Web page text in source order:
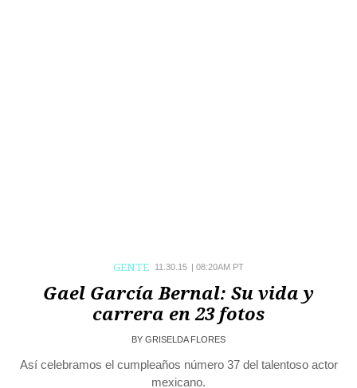
GENTE 11.30.15 | 08:20AM PT
Gael García Bernal: Su vida y
carrera en 23 fotos
BY GRISELDA FLORES
Así celebramos el cumpleaños número 37 del talentoso actor
mexicano.